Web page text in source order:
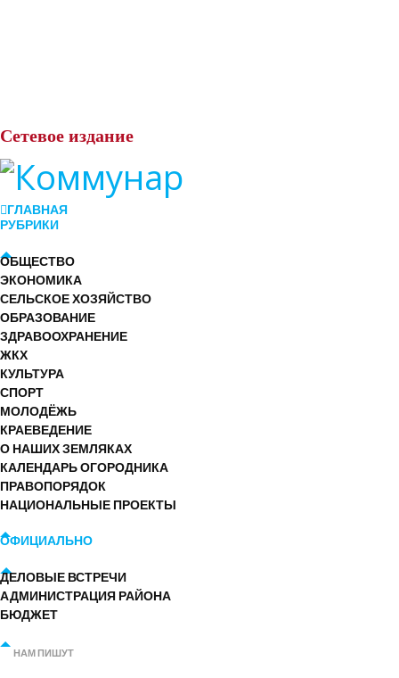
Сетевое издание
ГЛАВНАЯ
РУБРИКИ
ОБЩЕСТВО
ЭКОНОМИКА
СЕЛЬСКОЕ ХОЗЯЙСТВО
ОБРАЗОВАНИЕ
ЗДРАВООХРАНЕНИЕ
ЖКХ
КУЛЬТУРА
СПОРТ
МОЛОДЁЖЬ
КРАЕВЕДЕНИЕ
О НАШИХ ЗЕМЛЯКАХ
КАЛЕНДАРЬ ОГОРОДНИКА
ПРАВОПОРЯДОК
НАЦИОНАЛЬНЫЕ ПРОЕКТЫ
ОФИЦИАЛЬНО
ДЕЛОВЫЕ ВСТРЕЧИ
АДМИНИСТРАЦИЯ РАЙОНА
БЮДЖЕТ
НАМ ПИШУТ